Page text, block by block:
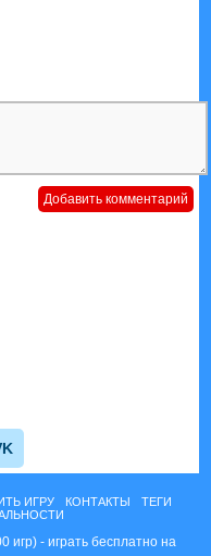
ИГРУ КОНТАКТЫ
ТЕГИ
- играть бесплатно на